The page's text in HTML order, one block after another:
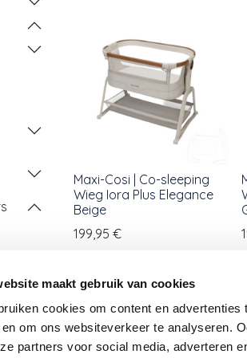
maakt gebruik van cookies
cookies om content en
en om ons websiteverkeer te analyseren.
partners voor social media, adverteren
Maxi-Cosi | Co-sleeping
Wieg Iora Plus Elegance
Beige
199,95 €